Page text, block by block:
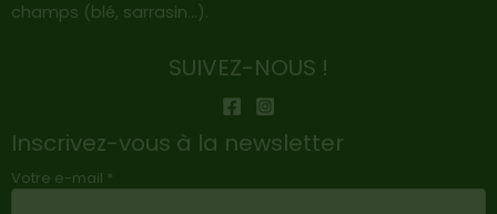
champs (blé, sarrasin…).
SUIVEZ-NOUS !
Inscrivez-vous à la newsletter
Votre e-mail *